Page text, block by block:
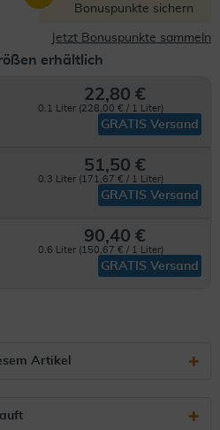
Bonuspunkte sichern
Jetzt Bonuspunkte sammeln
erhältlich
22,80 €
0.1 Liter (228,00 € / 1 Liter)
GRATIS Versand
51,50 €
0.3 Liter (171,67 € / 1 Liter)
GRATIS Versand
90,40 €
0.6 Liter (150,67 € / 1 Liter)
GRATIS Versand
Artikel